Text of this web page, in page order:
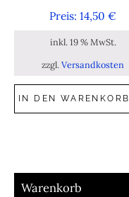
14,50€
inkl. 19 % MwSt.
zzgl.Versandkosten
IN DEN WARENKORB
Warenkorb